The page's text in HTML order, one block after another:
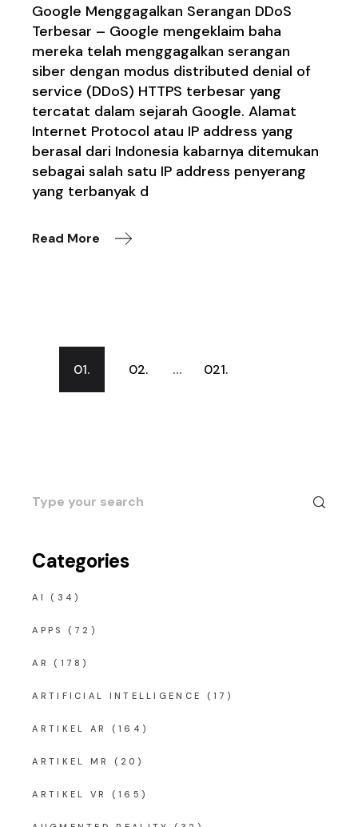
Google Menggagalkan Serangan DDoS
Terbesar – Google mengeklaim baha
mereka telah menggagalkan serangan
siber dengan modus distributed denial of
service (DDoS) HTTPS terbesar yang
tercatat dalam sejarah Google. Alamat
Internet Protocol atau IP address yang
berasal dari Indonesia kabarnya ditemukan
sebagai salah satu IP address penyerang
yang terbanyak d
Read More
Posts
navigation
01. 02. … 021.
Search
for:
Categories
AI (34)
APPS (72)
AR (178)
ARTIFICIAL INTELLIGENCE (17)
ARTIKEL AR (164)
ARTIKEL MR (20)
ARTIKEL VR (165)